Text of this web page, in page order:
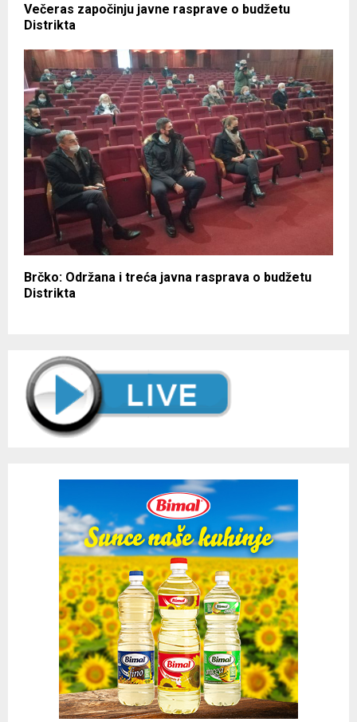
Večeras započinju javne rasprave o budžetu
Distrikta
Brčko: Održana i treća javna rasprava o budžetu
Distrikta